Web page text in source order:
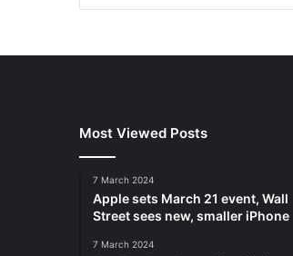
Most Viewed Posts
7 March 2024
Apple sets March 21 event, Wall
Street sees new, smaller iPhone
7 March 2024